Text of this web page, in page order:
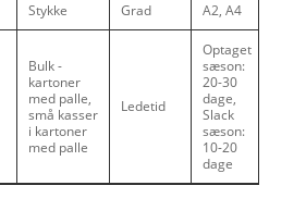
Stykke Grad A2, A4
Bulk -
kartoner
med palle,
små kasser
i kartoner
med palle
Ledetid
Optaget
sæson:
20-30
dage,
Slack
sæson:
10-20
dage